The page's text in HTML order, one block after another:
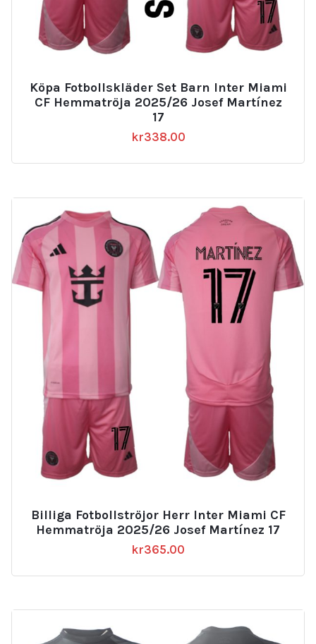
Köpa Fotbollskläder Set Barn Inter Miami
CF Hemmatröja 2025/26 Josef Martínez
17
kr338.00
Billiga Fotbollströjor Herr Inter Miami CF
Hemmatröja 2025/26 Josef Martínez 17
kr365.00